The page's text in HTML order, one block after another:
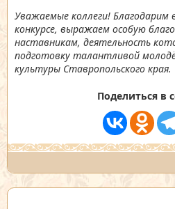
Уважаемые коллеги! Благодарим
конкурсе, выражаем особую
наставникам, деятельность
подготовку талантливой
культуры Ставропольского края.
Поделиться в